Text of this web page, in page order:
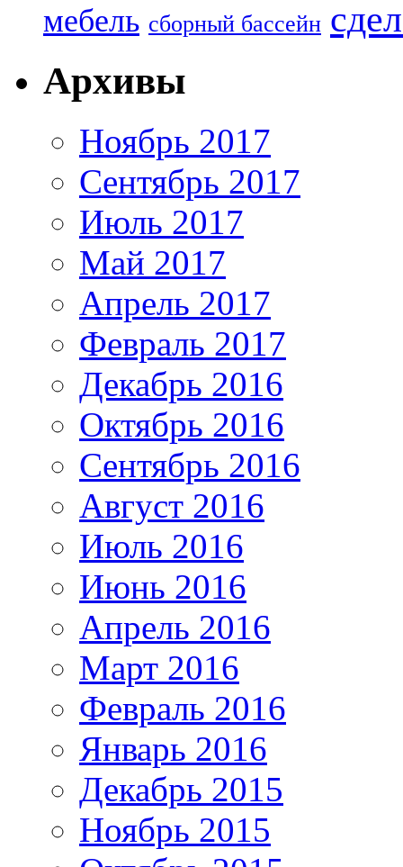
мебель сборный бассейн
Архивы
Ноябрь 2017
Сентябрь 2017
Июль 2017
Май 2017
Апрель 2017
Февраль 2017
Декабрь 2016
Октябрь 2016
Сентябрь 2016
Август 2016
Июль 2016
Июнь 2016
Апрель 2016
Март 2016
Февраль 2016
Январь 2016
Декабрь 2015
Ноябрь 2015